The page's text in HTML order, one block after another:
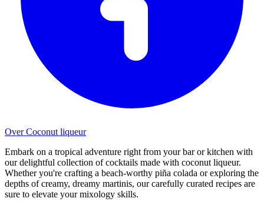
Over Coconut liqueur
Embark on a tropical adventure right from your bar or kitchen with
our delightful collection of cocktails made with coconut liqueur.
Whether you're crafting a beach-worthy piña colada or exploring the
depths of creamy, dreamy martinis, our carefully curated recipes are
sure to elevate your mixology skills.